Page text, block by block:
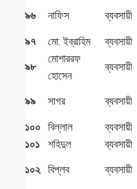
৯৬
নাফিস ব্যবসায়ী
৯৭
মো: ইব্রাহিম ব্যবসায়ী
৯৮
মোশাররফ
হোসেন
ব্যবসায়ী
৯৯ সাগর ব্যবসায়ী
১০০ বিল্লাল ব্যবসায়ী
১০১
শহিদুল ব্যবসায়ী
১০২ বিপ্লব ব্যবসায়ী